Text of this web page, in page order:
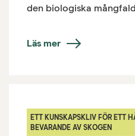
den biologiska
Läs mer
ETT KUNSKAPSKLIV FÖR ETT
BEVARANDE AV SKOGEN